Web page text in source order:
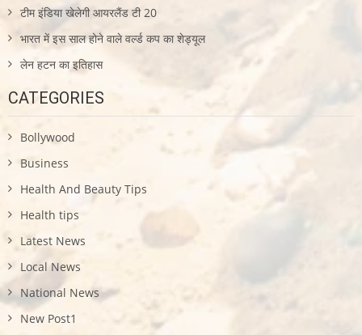
टीम इंडिया खेलेगी आयरलैंड टी 20
भारत में इस साल होने वाले वर्ल्ड कप का शेड्यूल
लेन हटन का इतिहास
CATEGORIES
Bollywood
Business
Health And Beauty Tips
Health tips
Latest News
Local News
National News
New Post1